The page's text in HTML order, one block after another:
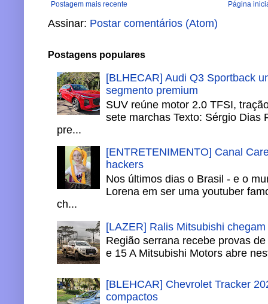
Postagem mais recente Página
Assinar: Postar comentários (Atom)
Postagens populares
[BLHECAR] Audi Q3 Sportback
segmento premium
SUV reúne motor 2.0 TFSI,
sete marchas Texto: Sérgio Dias
pre...
[ENTRETENIMENTO] Canal
hackers
Nos últimos dias o Brasil - e o
Lorena em ser uma youtuber
ch...
[LAZER] Ralis Mitsubishi
Região serrana recebe provas
e 15 A Mitsubishi Motors abre
[BLEHCAR] Chevrolet Tracker
compactos